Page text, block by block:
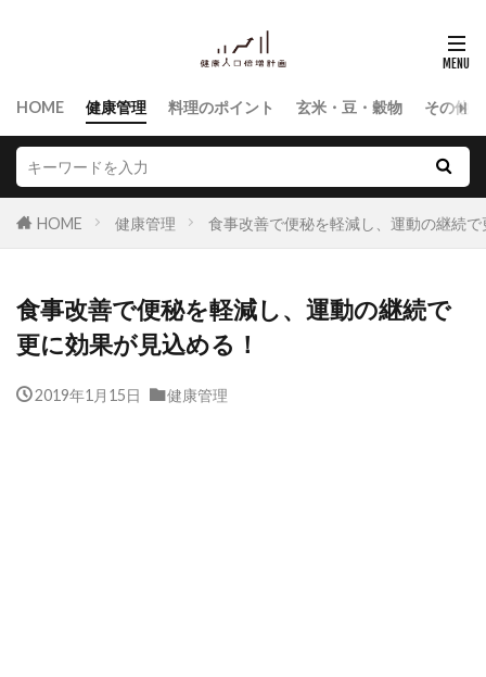
HOME 健康管理 料理のポイント 玄米・豆・穀物 その他
HOME 健康管理 食事改善で便秘を軽減し、運動の継続
食事改善で便秘を軽減し、運動の継続で
更に効果が見込める！
2019年1月15日 健康管理